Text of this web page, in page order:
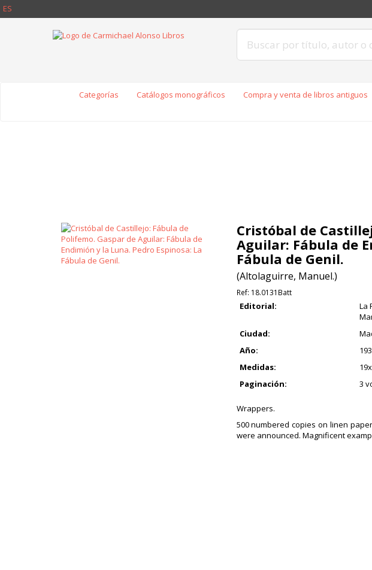
ES
Categorías Catálogos monográficos Compra y venta de libros antiguos
Cristóbal de
Aguilar: Fábula de
Fábula de Genil.
(Altolaguirre, Manuel.)
Ref: 18.0131Batt
Editorial:
La
Ciudad:
Año:
Medidas:
Paginación:
3
Wrappers.
500 numbered copies on linen
were announced. Magnificent